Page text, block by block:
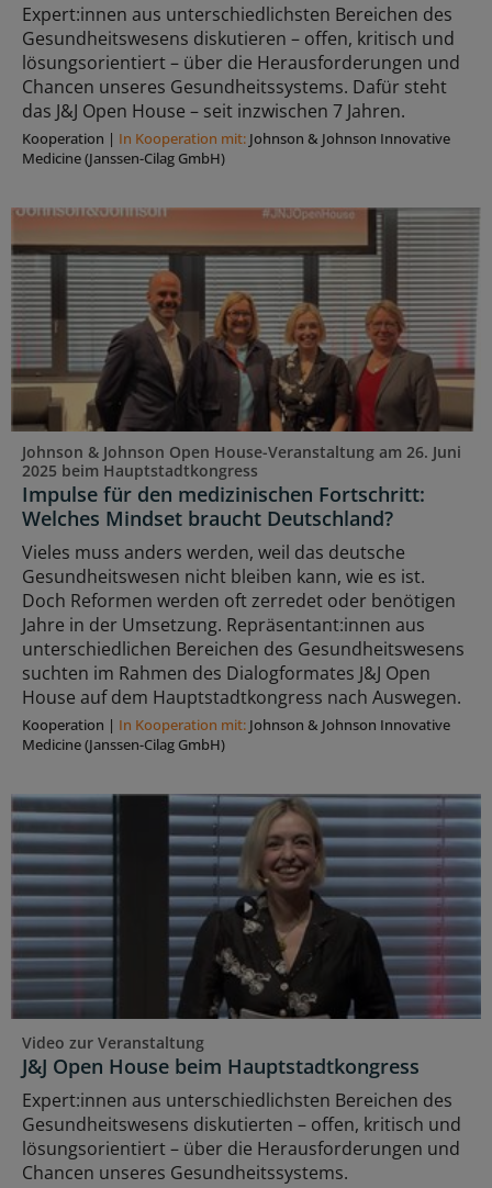
Expert:innen aus unterschiedlichsten Bereichen des
Gesundheitswesens diskutieren – offen, kritisch und
lösungsorientiert – über die Herausforderungen und
Chancen unseres Gesundheitssystems. Dafür steht
das J&J Open House – seit inzwischen 7 Jahren.
Kooperation | In Kooperation mit: Johnson & Johnson Innovative
Medicine (Janssen-Cilag GmbH)
Johnson & Johnson Open House-Veranstaltung am 26. Juni
2025 beim Hauptstadtkongress
Impulse für den medizinischen Fortschritt:
Welches Mindset braucht Deutschland?
Vieles muss anders werden, weil das deutsche
Gesundheitswesen nicht bleiben kann, wie es ist.
Doch Reformen werden oft zerredet oder benötigen
Jahre in der Umsetzung. Repräsentant:innen aus
unterschiedlichen Bereichen des Gesundheitswesens
suchten im Rahmen des Dialogformates J&J Open
House auf dem Hauptstadtkongress nach Auswegen.
Kooperation | In Kooperation mit: Johnson & Johnson Innovative
Medicine (Janssen-Cilag GmbH)
Video zur Veranstaltung
J&J Open House beim Hauptstadtkongress
Expert:innen aus unterschiedlichsten Bereichen des
Gesundheitswesens diskutierten – offen, kritisch und
lösungsorientiert – über die Herausforderungen und
Chancen unseres Gesundheitssystems.